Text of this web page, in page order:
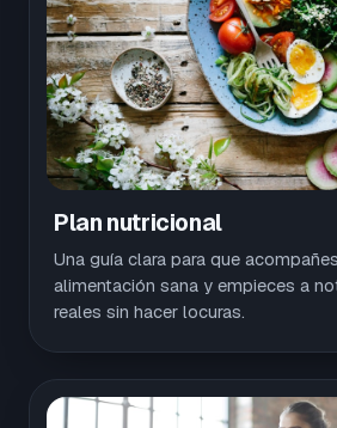
Plan nutricional
Una guía clara para que
alimentación sana y empieces a
reales sin hacer locuras.